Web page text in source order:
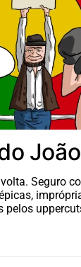
Seguro
pelos